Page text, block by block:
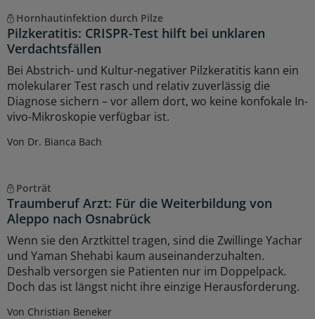
Hornhautinfektion durch Pilze
Pilzkeratitis: CRISPR-Test hilft bei unklaren
Verdachtsfällen
Bei Abstrich- und Kultur-negativer Pilzkeratitis kann ein
molekularer Test rasch und relativ zuverlässig die
Diagnose sichern – vor allem dort, wo keine konfokale In-
vivo-Mikroskopie verfügbar ist.
Von Dr. Bianca Bach
Porträt
Traumberuf Arzt: Für die Weiterbildung von
Aleppo nach Osnabrück
Wenn sie den Arztkittel tragen, sind die Zwillinge Yachar
und Yaman Shehabi kaum auseinanderzuhalten.
Deshalb versorgen sie Patienten nur im Doppelpack.
Doch das ist längst nicht ihre einzige Herausforderung.
Von Christian Beneker